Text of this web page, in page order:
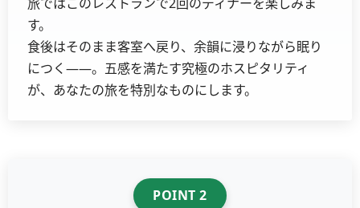
す。
食後はそのまま客室へ戻り、余韻に浸りながら眠り
につく――。五感を満たす究極のホスピタリティ
が、あなたの旅を特別なものにします。
POINT 2